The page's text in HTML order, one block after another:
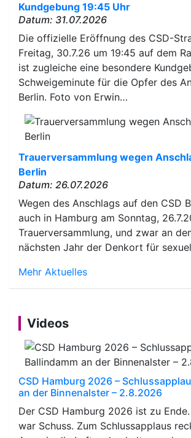
Kundgebung 19:45 Uhr
Datum: 31.07.2026
Die offizielle Eröffnung des CSD-
Freitag, 30.7.26 um 19:45 auf dem
ist zugleiche eine besondere
Schweigeminute für die Opfer des
Berlin. Foto von Erwin…
Trauerversammlung wegen
Berlin
Datum: 26.07.2026
Wegen des Anschlags auf den CSD
auch in Hamburg am Sonntag,
Trauerversammlung, und zwar an
nächsten Jahr der Denkort für
Mehr Aktuelles
Videos
CSD Hamburg 2026 –
an der Binnenalster – 2.8.2026
Der CSD Hamburg 2026 ist zu
war Schuss. Zum Schlussapplaus